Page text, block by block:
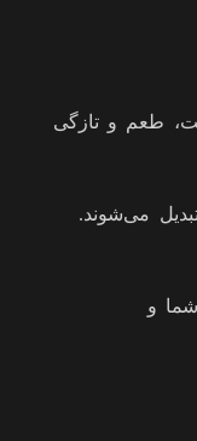
طعم و تازگی
می‌شوند.
و